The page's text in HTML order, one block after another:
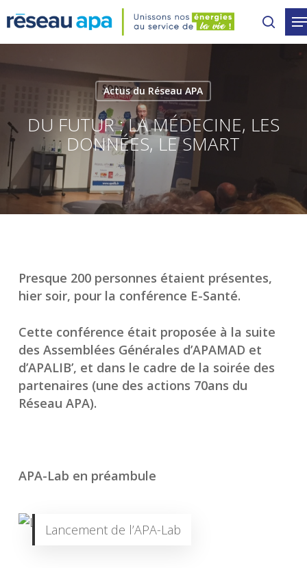
to
main
content
Actus du Réseau APA
DU FUTUR : LA MÉDECINE, LES
DONNÉES, LE SMART
Presque 200 personnes étaient présentes,
hier soir, pour la conférence E-Santé.
Cette conférence était proposée à la suite
des Assemblées Générales d’APAMAD et
d’APALIB’, et dans le cadre de la soirée des
partenaires (une des actions 70ans du
Réseau APA).
APA-Lab en préambule
Lancement de l’APA-Lab